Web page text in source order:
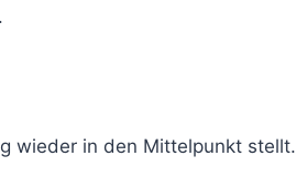
wieder in den Mittelpunkt stellt.